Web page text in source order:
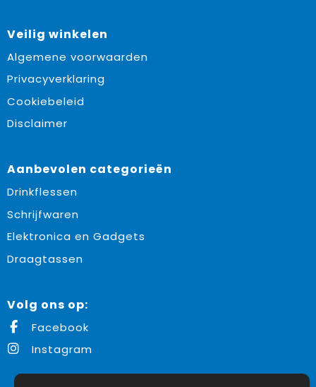
Veilig winkelen
Algemene voorwaarden
Privacyverklaring
Cookiebeleid
Disclaimer
Aanbevolen categorieën
Drinkflessen
Schrijfwaren
Elektronica en Gadgets
Draagtassen
Volg ons op:
Facebook
Instagram